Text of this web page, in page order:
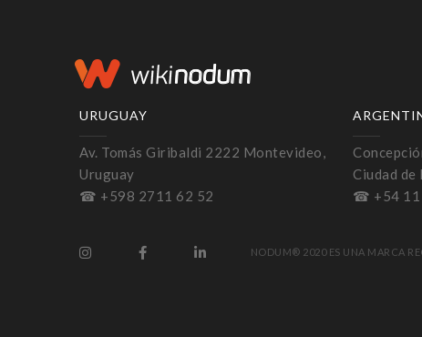
URUGUAY
Av. Tomás Giribaldi 2222 Montevideo,
Uruguay
☎ +598 2711 62 52
Ciudad
☎ +54 11
NODUM® 2020 ES UNA MARCA